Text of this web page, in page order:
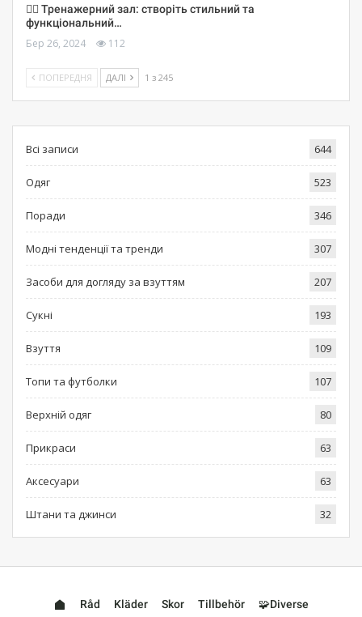
🏋️‍♀️ Тренажерний зал: створіть стильний та
функціональний…
Бер 26, 2024 112
ПОПЕРЕДНЯ ДАЛІ 1 з 245
Всі записи 644
Одяг 523
Поради 346
Модні тенденції та тренди 307
Засоби для догляду за взуттям 207
Сукні 193
Взуття 109
Топи та футболки 107
Верхній одяг 80
Прикраси 63
Аксесуари 63
Штани та джинси 32
Råd Kläder Skor Tillbehör 🧩Diverse